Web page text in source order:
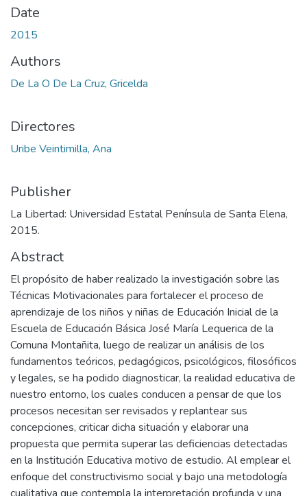
Date
2015
Authors
De La O De La Cruz, Gricelda
Directores
Uribe Veintimilla, Ana
Publisher
La Libertad: Universidad Estatal Península de Santa Elena,
2015.
Abstract
El propósito de haber realizado la investigación sobre las
Técnicas Motivacionales para fortalecer el proceso de
aprendizaje de los niños y niñas de Educación Inicial de la
Escuela de Educación Básica José María Lequerica de la
Comuna Montañita, luego de realizar un análisis de los
fundamentos teóricos, pedagógicos, psicológicos, filosóficos
y legales, se ha podido diagnosticar, la realidad educativa de
nuestro entorno, los cuales conducen a pensar de que los
procesos necesitan ser revisados y replantear sus
concepciones, criticar dicha situación y elaborar una
propuesta que permita superar las deficiencias detectadas
en la Institución Educativa motivo de estudio. Al emplear el
enfoque del constructivismo social y bajo una metodología